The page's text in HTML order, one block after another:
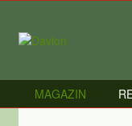
content
MAGAZIN